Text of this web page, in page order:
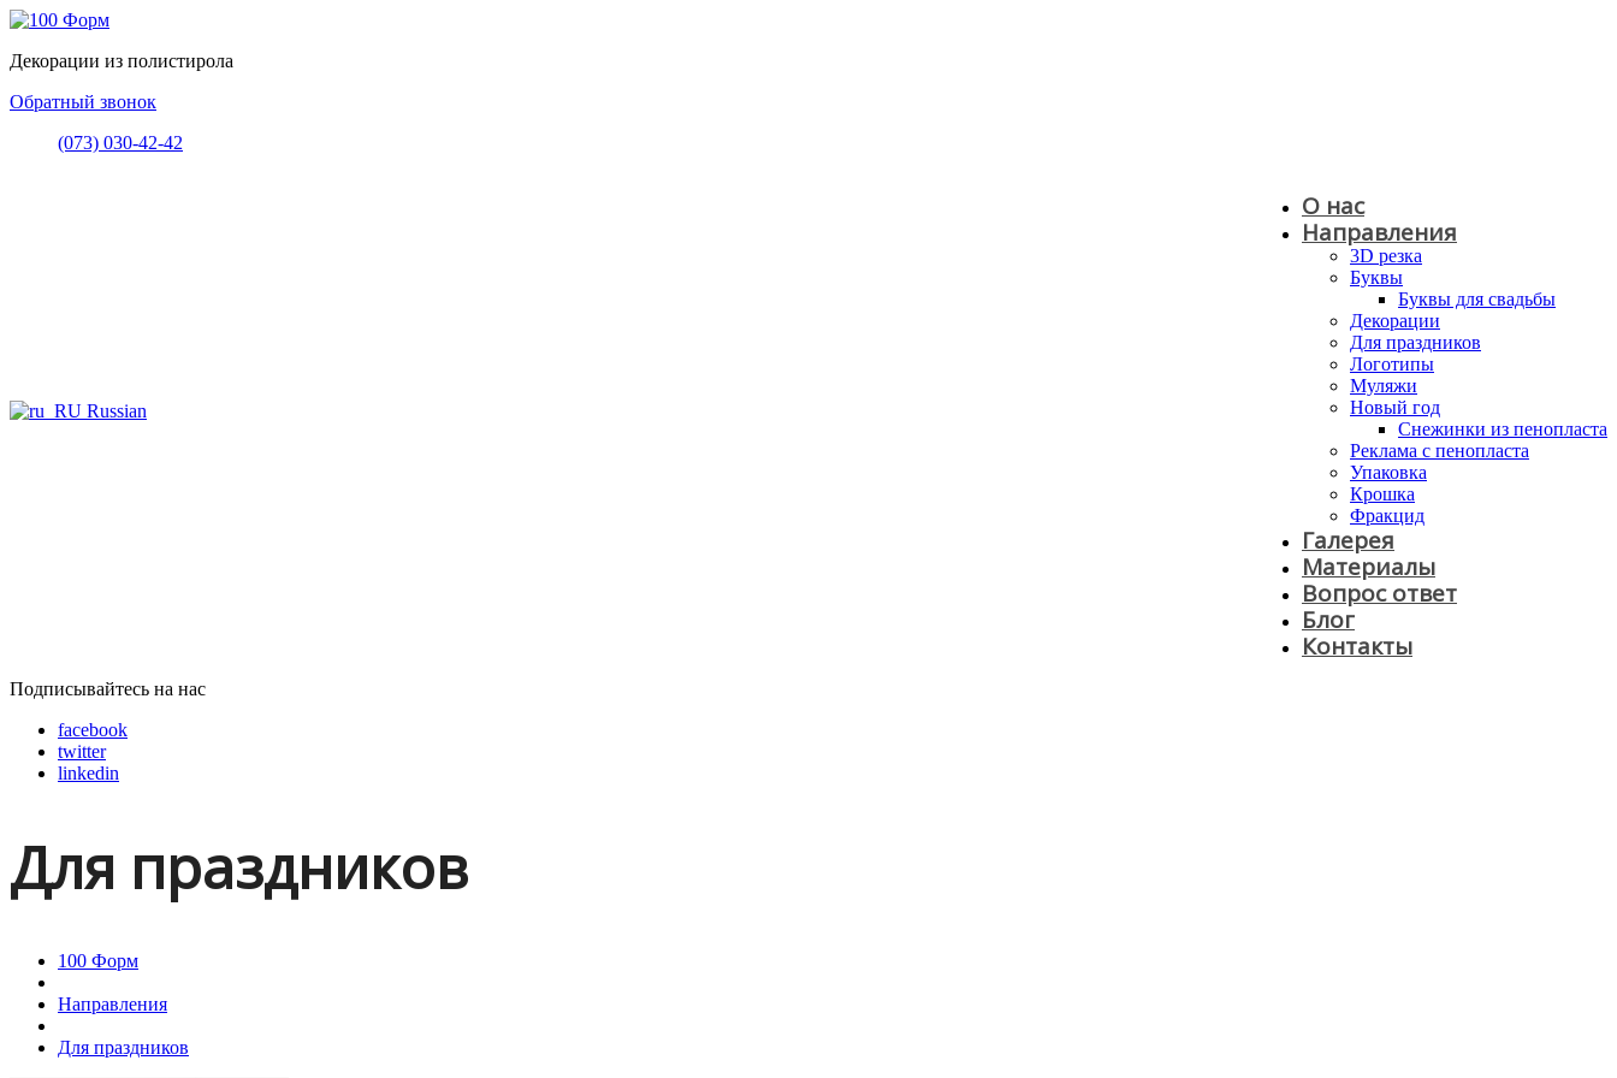
Декорации из полистирола
Обратный звонок
(073) 030-42-42
Russian
О нас
Направления
3D резка
Буквы
Буквы для свадьбы
Декорации
Для праздников
Логотипы
Муляжи
Новый год
Снежинки из пенопласта
Реклама с пенопласта
Упаковка
Крошка
Фракцид
Галерея
Материалы
Вопрос ответ
Блог
Контакты
Подписывайтесь на нас
facebook
twitter
linkedin
Для праздников
100 Форм
Направления
Для праздников